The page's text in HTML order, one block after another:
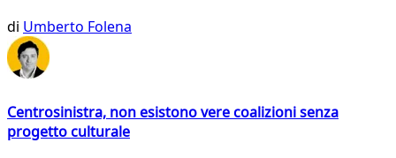
di Umberto Folena
Centrosinistra, non esistono vere coalizioni senza
progetto culturale